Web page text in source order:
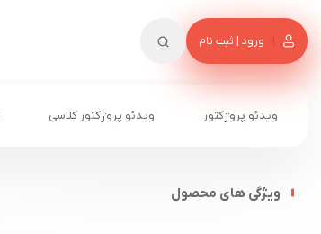
ورود | ثبت نام
ویدئو پروژکتور ویدئو پروژکتور کلاسی
ویژگی های محصول